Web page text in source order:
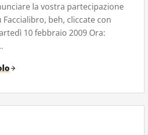
la vostra partecipazione
Faccialibro, beh, cliccate con
10 febbraio 2009 Ora: